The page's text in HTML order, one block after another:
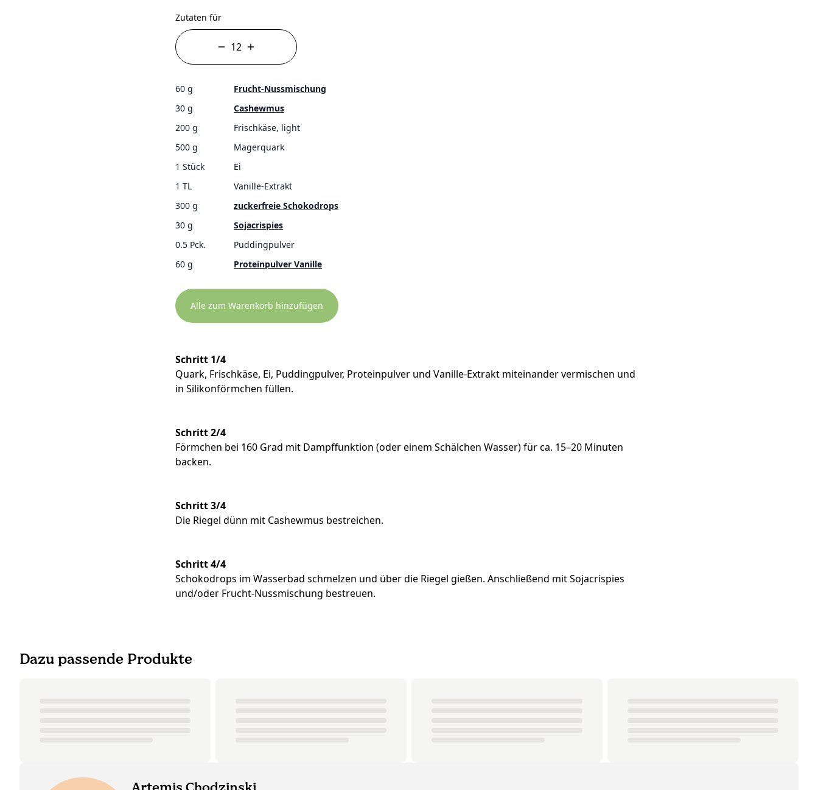
Zutaten für
60 g
Frucht-Nussmischung
30 g
Cashewmus
200 g
Frischkäse, light
500 g
Magerquark
1 Stück
Ei
1 TL
Vanille-Extrakt
300 g
zuckerfreie Schokodrops
30 g
Sojacrispies
0.5 Pck.
Puddingpulver
60 g
Proteinpulver Vanille
Alle zum Warenkorb hinzufügen
Schritt 1/4
Quark, Frischkäse, Ei, Puddingpulver, Proteinpulver und Vanille-Extrakt miteinander vermischen und
in Silikonförmchen füllen.
Schritt 2/4
Förmchen bei 160 Grad mit Dampffunktion (oder einem Schälchen Wasser) für ca. 15–20 Minuten
backen.
Schritt 3/4
Die Riegel dünn mit Cashewmus bestreichen.
Schritt 4/4
Schokodrops im Wasserbad schmelzen und über die Riegel gießen. Anschließend mit Sojacrispies
und/oder Frucht-Nussmischung bestreuen.
Dazu passende Produkte